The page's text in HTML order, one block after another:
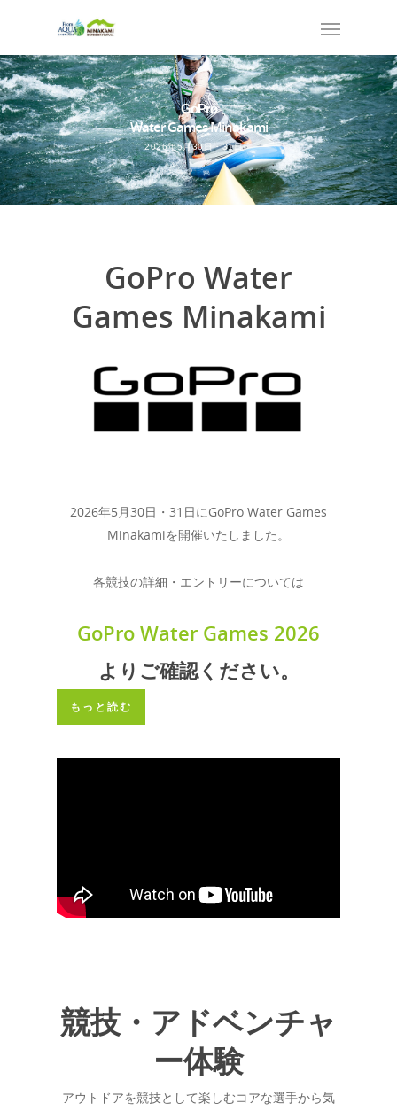
GoPro
Water Games Minakami
2026年5月30日・31日
GoPro Water
Games Minakami
2026年5月30日・31日にGoPro Water Games
Minakamiを開催いたしました。
各競技の詳細・エントリーについては
GoPro Water Games 2026
よりご確認ください。
もっと読む
競技・アドベンチャ
ー体験
アウトドアを競技として楽しむコアな選手から気